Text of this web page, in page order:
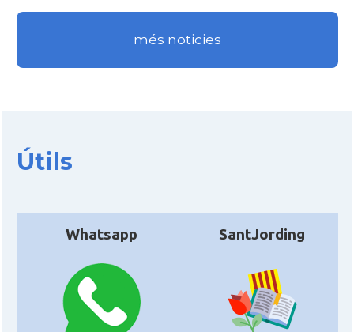
més noticies
Útils
Whatsapp SantJording